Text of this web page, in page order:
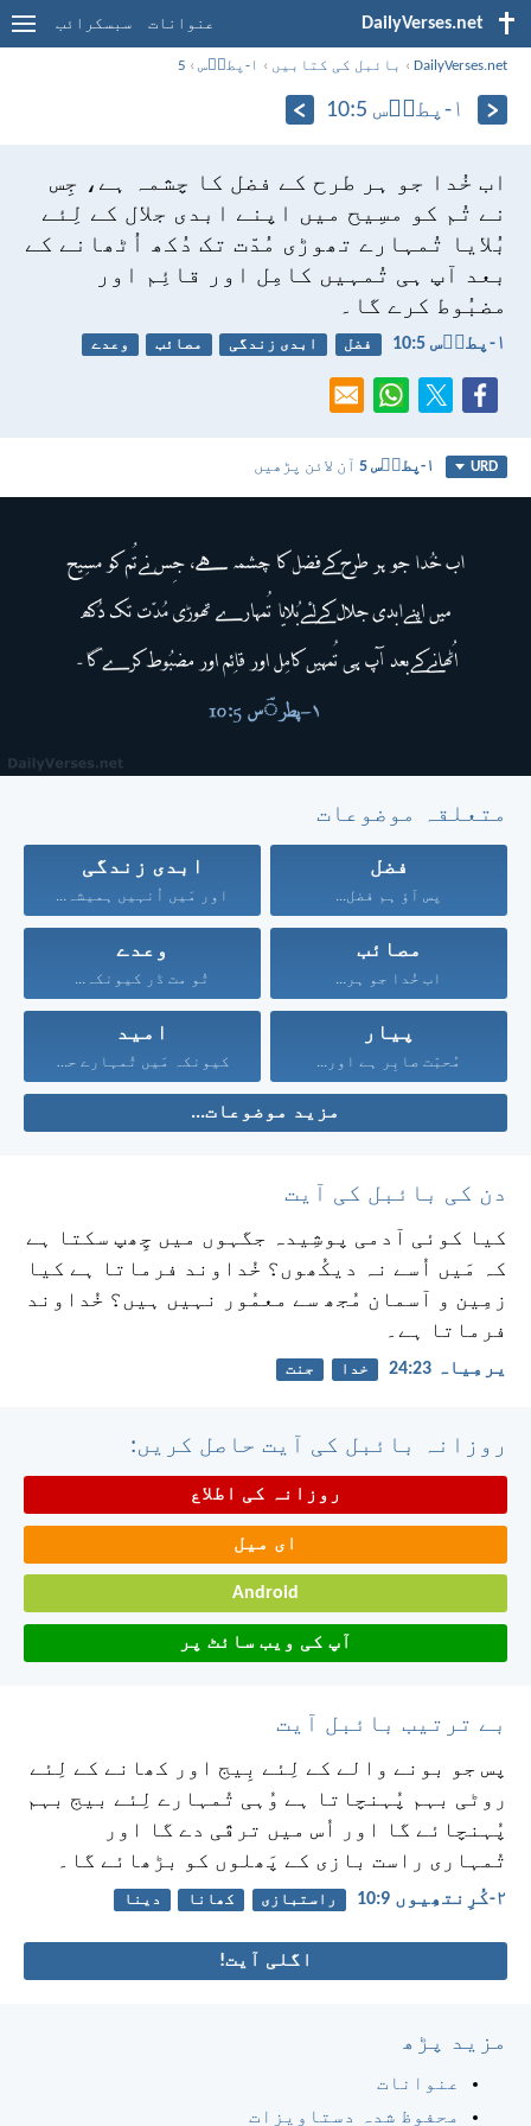
DailyVerses.net عنوانات سبسکرائب
DailyVerses.net
› بائبل کی کتابیں › ۱-پطرؔس ›
5
۱-پطرؔس 5:‏10
اب خُدا جو ہر طرح کے فضل کا چشمہ ہے، جِس
نے تُم کو مسِیح میں اپنے ابدی جلال کے لِئے
بُلایا تُمہارے تھوڑی مُدّت تک دُکھ اُٹھانے کے
بعد آپ ہی تُمہیں کامِل اور قائِم اور
مضبُوط کرے گا۔
۱-پطرؔس 5:‏10 فضل ابدی زندگی مصائب وعدے
URD ۱-پطرؔس 5 آن لائن پڑھیں
متعلقہ موضوعات
فضل
پس آؤ ہم فضل...
ابدی زندگی
اور مَیں اُنہیں ہمیشہ...
مصائب
اب خُدا جو ہر...
وعدے
تُو مت ڈر کیونکہ...
پیار
مُحبّت صابِر ہے اور...
امید
کیونکہ مَیں تُمہارے حق...
مزید موضوعات...
دن کی بائبل کی آیت
کیا کوئی آدمی پوشِیدہ جگہوں میں چِھپ سکتا ہے
کہ مَیں اُسے نہ دیکُھوں؟ خُداوند فرماتا ہے کیا
زمِین و آسمان مُجھ سے معمُور نہیں ہیں؟ خُداوند
فرماتا ہے۔
یرمِیاہ 23:‏24 خدا جنت
روزانہ بائبل کی آیت حاصل کریں:
روزانہ کی اطلاع
ای میل
Android
آپ کی ویب سائٹ پر
بے ترتیب بائبل آیت
پس جو بونے والے کے لِئے بِیج اور کھانے کے لِئے
روٹی بہم پُہنچاتا ہے وُہی تُمہارے لِئے بیج بہم
پُہنچائے گا اور اُس میں ترقّی دے گا اور
تُمہاری راست بازی کے پَھلوں کو بڑھائے گا۔
۲-کُرِنتھِیوں 9:‏10 راستبازی کھانا دینا
اگلی آیت!
مزید پڑھ
عنوانات
محفوظ شدہ دستاویزات